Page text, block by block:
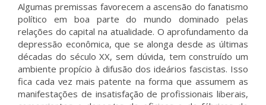
Algumas premissas favorecem a ascensão do fanatismo
político em boa parte do mundo dominado pelas
relações do capital na atualidade. O aprofundamento da
depressão econômica, que se alonga desde as últimas
décadas do século XX, sem dúvida, tem construído um
ambiente propício à difusão dos ideários fascistas. Isso
fica cada vez mais patente na forma que assumem as
manifestações de insatisfação de profissionais liberais,